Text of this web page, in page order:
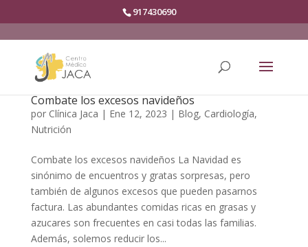
917430690
Combate los excesos navideños
por Clínica Jaca | Ene 12, 2023 | Blog, Cardiología,
Nutrición
Combate los excesos navideños La Navidad es
sinónimo de encuentros y gratas sorpresas, pero
también de algunos excesos que pueden pasarnos
factura. Las abundantes comidas ricas en grasas y
azucares son frecuentes en casi todas las familias.
Además, solemos reducir los...